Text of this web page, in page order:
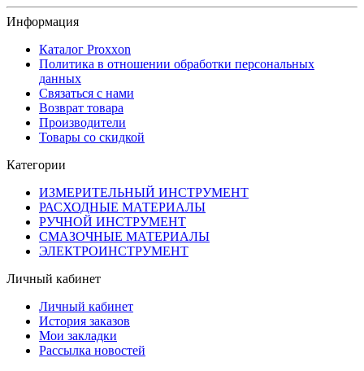
Информация
Каталог Proxxon
Политика в отношении обработки персональных
данных
Связаться с нами
Возврат товара
Производители
Товары со скидкой
Категории
ИЗМЕРИТЕЛЬНЫЙ ИНСТРУМЕНТ
РАСХОДНЫЕ МАТЕРИАЛЫ
РУЧНОЙ ИНСТРУМЕНТ
СМАЗОЧНЫЕ МАТЕРИАЛЫ
ЭЛЕКТРОИНСТРУМЕНТ
Личный кабинет
Личный кабинет
История заказов
Мои закладки
Рассылка новостей